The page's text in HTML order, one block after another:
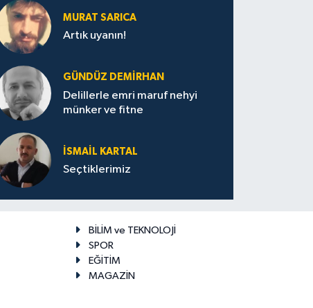
MURAT SARICA
Artık uyanın!
GÜNDÜZ DEMIRHAN
Delillerle emri maruf nehyi
münker ve fitne
İSMAIL KARTAL
Seçtiklerimiz
BİLİM ve TEKNOLOJİ
SPOR
EĞİTİM
MAGAZİN